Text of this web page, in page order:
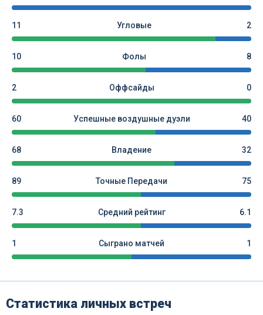
11 Угловые 2
10 Фолы 8
2 Оффсайды 0
60 Успешные воздушные дуэли 40
68 Владение 32
89 Точные Передачи 75
7.3 Средний рейтинг 6.1
1 Сыграно матчей 1
Статистика личных встреч